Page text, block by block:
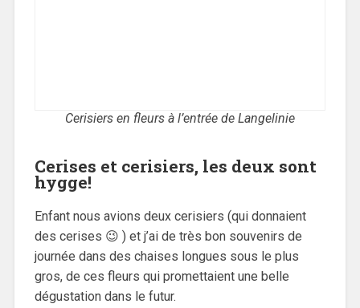
Cerisiers en fleurs à l’entrée de Langelinie
Cerises et cerisiers, les deux sont
hygge!
Enfant nous avions deux cerisiers (qui donnaient
des cerises 😉 ) et j’ai de très bon souvenirs de
journée dans des chaises longues sous le plus
gros, de ces fleurs qui promettaient une belle
dégustation dans le futur.